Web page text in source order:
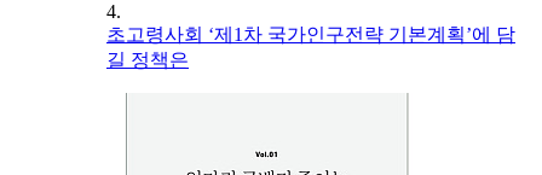
4.
초고령사회 ‘제1차 국가인구전략 기본계획’에 담
길 정책은